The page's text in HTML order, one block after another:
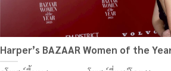
Harper’s BAZAAR Women of the